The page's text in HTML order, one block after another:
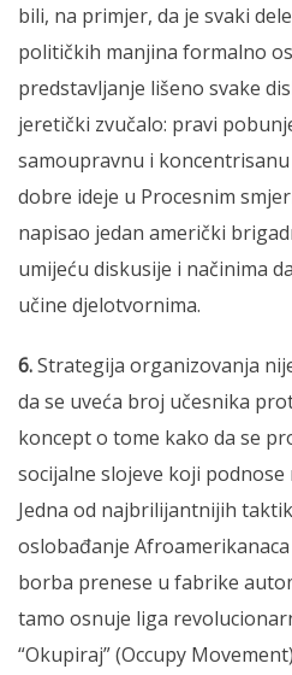
bili, na primjer, da je svaki
političkih manjina formalno
predstavljanje lišeno svake
jeretički zvučalo: pravi
samoupravnu i
dobre ideje u Procesnim
napisao jedan američki
umijeću diskusije i načinima
učine djelotvornima.
6.Strategija organizovanja
da se uveća broj učesnika
koncept o tome kako da se
socijalne slojeve koji
Jedna od najbrilijantnijih
oslobađanje
borba prenese u fabrike
tamo osnuje liga
“Okupiraj” (Occupy